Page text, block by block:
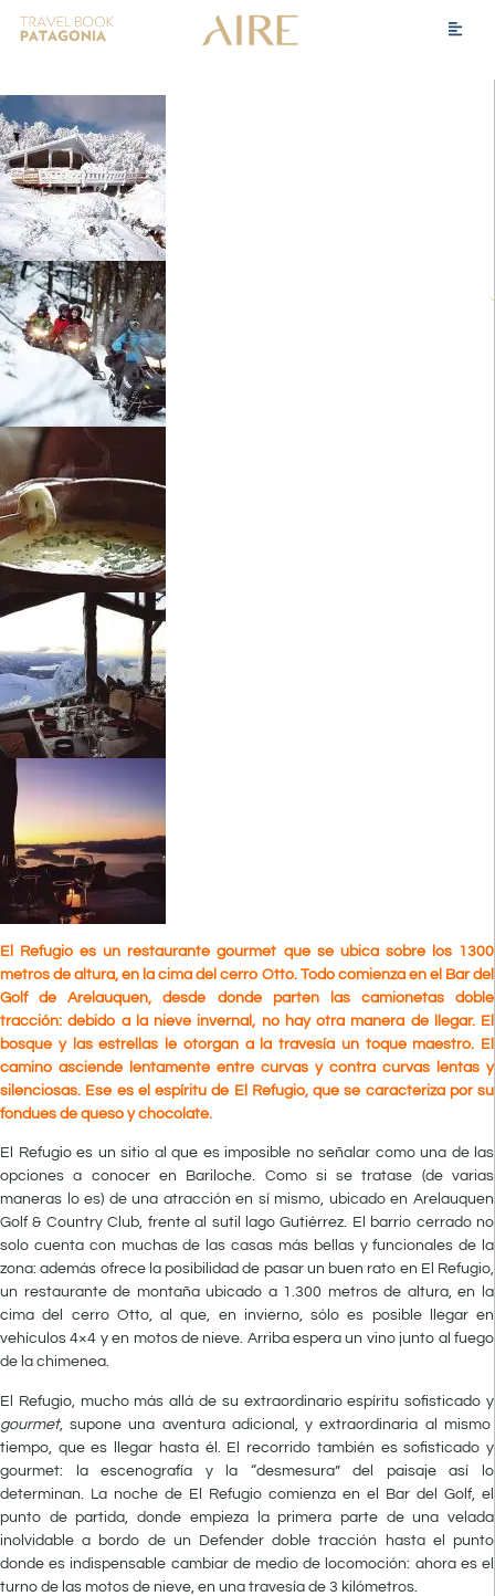
El Refugio es un restaurante gourmet que se ubica sobre los 1300
metros de altura, en la cima del cerro Otto. Todo comienza en el Bar del
Golf de Arelauquen, desde donde parten las camionetas doble
tracción: debido a la nieve invernal, no hay otra manera de llegar. El
bosque y las estrellas le otorgan a la travesía un toque maestro. El
camino asciende lentamente entre curvas y contra curvas lentas y
silenciosas. Ese es el espíritu de El Refugio, que se caracteriza por su
fondues de queso y chocolate.
E l Refugioes un sitio al que es imposible no señalar como una de las
opciones a conocer en Bariloche. Como si se tratase (de varias
maneras lo es) de una atracción en sí mismo, ubicado en Arelauquen
Golf & Country Club, frente al sutil lago Gutiérrez. El barrio cerrado no
solo cuenta con muchas de las casas más bellas y funcionales de la
zona: además ofrece la posibilidad de pasar un buen rato en El Refugio,
un restaurante de montaña ubicado a 1.300 metros de altura, en la
cima del cerro Otto, al que, en invierno, sólo es posible llegar en
vehículos 4×4 y en motos de nieve. Arriba espera un vino junto al fuego
de la chimenea.
El Refugio, mucho más allá de su extraordinario espíritu sofisticado y
gourmet, supone una aventura adicional, y extraordinaria al mismo
tiempo, que es llegar hasta él. El recorrido también es sofisticado y
gourmet: la escenografía y la “desmesura” del paisaje así lo
determinan. La noche de El Refugio comienza en el Bar del Golf, el
punto de partida, donde empieza la primera parte de una velada
inolvidable a bordo de un Defender doble tracción hasta el punto
donde es indispensable cambiar de medio de locomoción: ahora es el
turno de las motos de nieve, en una travesía de 3 kilómetros.